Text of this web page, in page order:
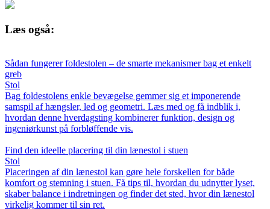
Læs også:
Sådan fungerer foldestolen – de smarte mekanismer bag et enkelt
greb
Stol
Bag foldestolens enkle bevægelse gemmer sig et imponerende
samspil af hængsler, led og geometri. Læs med og få indblik i,
hvordan denne hverdagsting kombinerer funktion, design og
ingeniørkunst på forbløffende vis.
Find den ideelle placering til din lænestol i stuen
Stol
Placeringen af din lænestol kan gøre hele forskellen for både
komfort og stemning i stuen. Få tips til, hvordan du udnytter lyset,
skaber balance i indretningen og finder det sted, hvor din lænestol
virkelig kommer til sin ret.